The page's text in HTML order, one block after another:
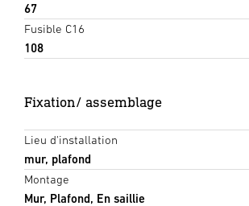
67
Fusible C16
108
Fixation/ assemblage
Lieu d'installation
mur, plafond
Montage
Mur, Plafond, En saillie